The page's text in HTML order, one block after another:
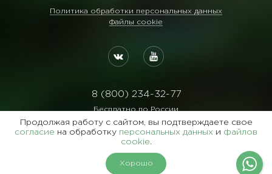
На карте
Политика обработки персональных данных
Файлы cookie
8 (800) 234-32-77
Бесплатно по России
Реквизиты:
ООО Агентство "Славянский Двор"
Продолжая работу с сайтом, вы подтверждаете свое
согласие на обработку персональных данных и файлов
cookie.
Хорошо